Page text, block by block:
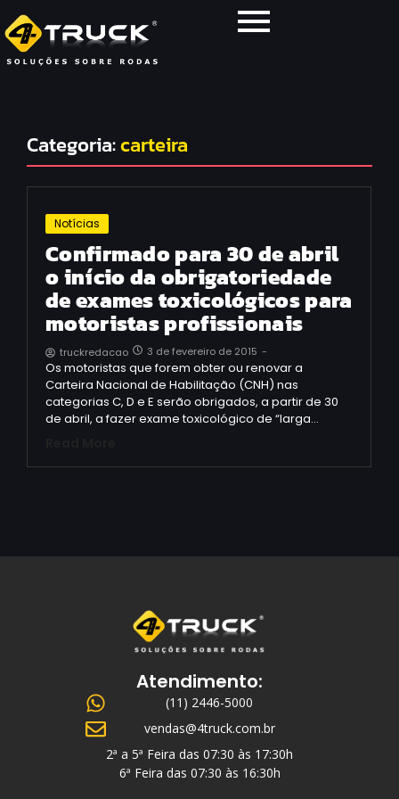
Categoria:carteira
Notícias
Confirmado para 30 de abril
o início da obrigatoriedade
de exames toxicológicos para
motoristas profissionais
truckredacao 3 de fevereiro de 2015 -
Os motoristas que forem obter ou renovar a
Carteira Nacional de Habilitação (CNH) nas
categorias C, D e E serão obrigados, a partir de 30
de abril, a fazer exame toxicológico de “larga…
Atendimento:
(11) 2446-5000
vendas@4truck.com.br
2ª a 5ª Feira das 07:30 às 17:30h
6ª Feira das 07:30 às 16:30h